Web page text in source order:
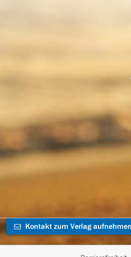
Kontakt zum Verlag aufnehmen